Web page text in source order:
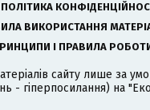
ПОЛІТИКА
ВИКОРИСТАННЯ
І ПРАВИЛА
сайту лише за
- гіперпосилання) на